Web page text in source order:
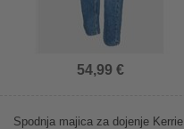
54,99 €
Spodnja majica za dojenje Kerrie,